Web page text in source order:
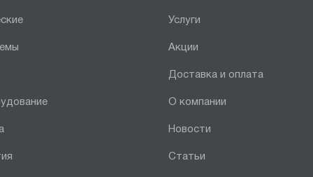
Услуги
Акции
Доставка и оплата
О компании
Новости
Статьи